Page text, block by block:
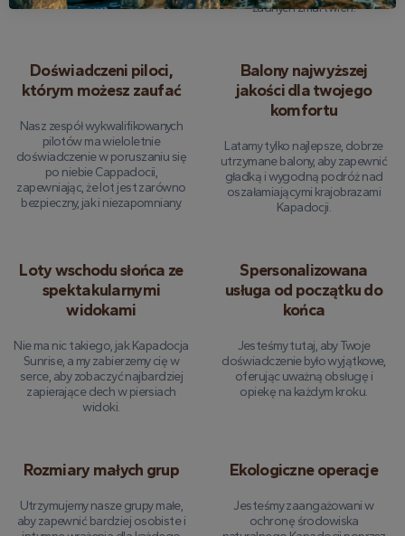
żadnych zmartwień.
Doświadczeni piloci,
którym możesz zaufać
Nasz zespół wykwalifikowanych
pilotów ma wieloletnie
doświadczenie w poruszaniu się
po niebie Cappadocii,
zapewniając, że lot jest zarówno
bezpieczny, jak i niezapomniany.
Balony najwyższej
jakości dla twojego
komfortu
Latamy tylko najlepsze, dobrze
utrzymane balony, aby zapewnić
gładką i wygodną podróż nad
oszałamiającymi krajobrazami
Kapadocji.
Loty wschodu słońca ze
spektakularnymi
widokami
Nie ma nic takiego, jak Kapadocja
Sunrise, a my zabierzemy cię w
serce, aby zobaczyć najbardziej
zapierające dech w piersiach
widoki.
Spersonalizowana
usługa od początku do
końca
Jesteśmy tutaj, aby Twoje
doświadczenie było wyjątkowe,
oferując uważną obsługę i
opiekę na każdym kroku.
Rozmiary małych grup
Utrzymujemy nasze grupy małe,
aby zapewnić bardziej osobiste i
Ekologiczne operacje
Jesteśmy zaangażowani w
ochronę środowiska